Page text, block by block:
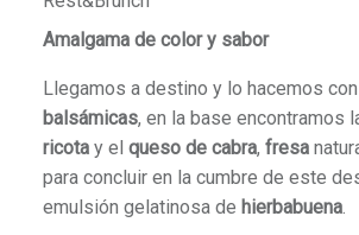
Amalgama de color y sabor
Llegamos a destino y lo hacemos
balsámicas, en la base encontramos
ricotay el queso de cabra, fresa
para concluir en la cumbre de este
emulsión gelatinosa de hierbabuena.